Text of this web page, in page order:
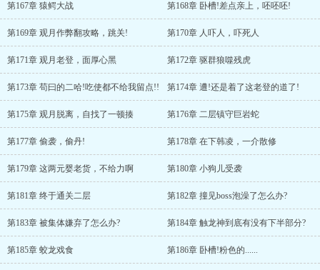
第167章 猿鳄大战 第168章 卧槽!差点亲上，呸呸呸!
第169章 观月作弊翻攻略，跳关! 第170章 人吓人，吓死人
第171章 观月老登，面厚心黑 第172章 驱群狼噬残虎
第173章 苟曰的二哈!吃使都不给我留点!! 第174章 遭!还是着了这老登的道了!
第175章 观月脱离，自找了一顿揍 第176章 二层镇守巨岩蛇
第177章 偷袭，偷丹! 第178章 在下韩凌，一介散修
第179章 这两元婴老货，不给力啊 第180章 小狗儿受袭
第181章 终于通关二层 第182章 撞见boss泡澡了怎么办?
第183章 被集体嫌弃了怎么办? 第184章 触龙神到底有没有下半部分?
第185章 蛟龙戏食 第186章 卧槽!粉色的......